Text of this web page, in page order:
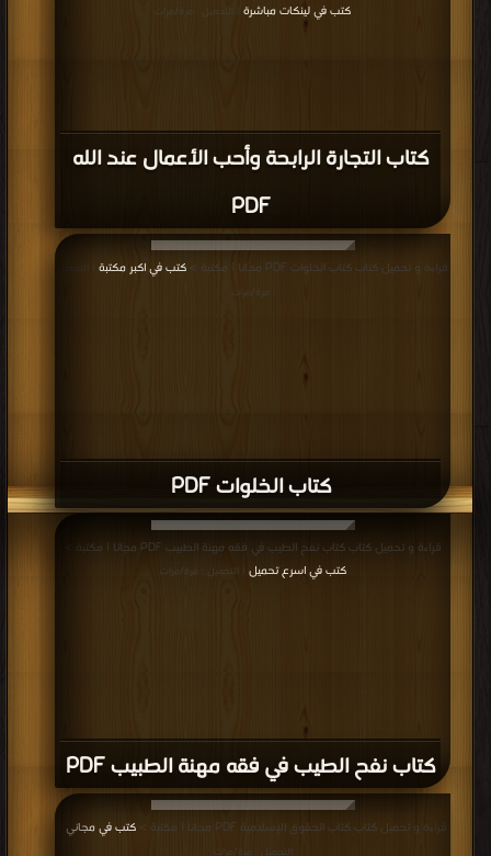
كتاب التجارة الرابحة وأحب الأعمال عند الله
PDF
كتب في لينكات مباشرة | التحميل : مرة/مرات
كتاب الخلوات PDF
قراءة و تحميل كتاب كتاب الخلوات PDF مجانا | مكتبة > كتب في اكبر مكتبة
: مرة/مرات
كتاب نفح الطيب في فقه مهنة الطبيب PDF
قراءة و تحميل كتاب كتاب نفح الطيب في فقه مهنة الطبيب PDF مجانا | مكتبة >
كتب في اسرع تحميل
| التحميل : مرة/مرات
قراءة و تحميل كتاب كتاب الحقوق الإسلامية PDF مجانا | مكتبة > كتب في مجاني